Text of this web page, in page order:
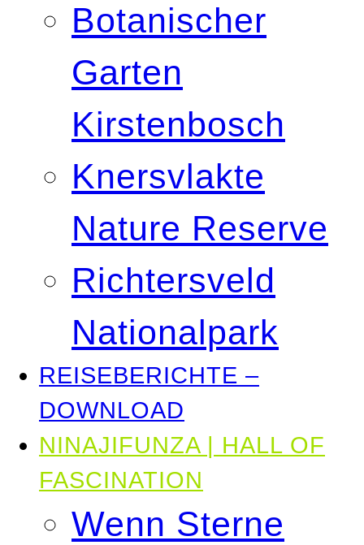
Botanischer
Garten
Kirstenbosch
Knersvlakte
Nature Reserve
Richtersveld
Nationalpark
REISEBERICHTE –
DOWNLOAD
NINAJIFUNZA | HALL OF
FASCINATION
Wenn Sterne